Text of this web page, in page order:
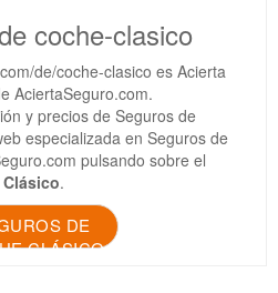
coche-clasico
de/coche-clasico es Acierta
AciertaSeguro.com.
y precios de Seguros de
especializada en Seguros de
pulsando sobre el
.
DE
CLÁSICO